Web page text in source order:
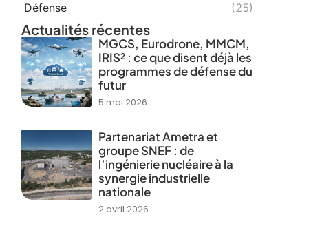
Défense (25)
Actualités récentes
MGCS, Eurodrone, MMCM,
IRIS² : ce que disent déjà les
programmes de défense du
futur
5 mai 2026
Partenariat Ametra et
groupe SNEF : de
l’ingénierie nucléaire à la
synergie industrielle
nationale
2 avril 2026